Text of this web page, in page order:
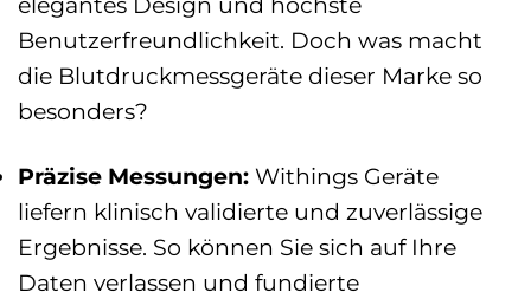
Benutzerfreundlichkeit. Doch was macht
die Blutdruckmessgeräte dieser Marke so
besonders?
Präzise Messungen: Withings Geräte
liefern klinisch validierte und zuverlässige
Ergebnisse. So können Sie sich auf Ihre
Daten verlassen und fundierte